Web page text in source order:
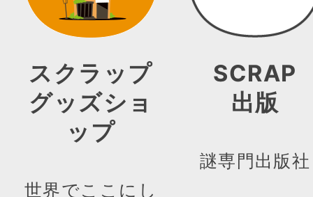
スクラップ
グッズショ
ップ
世界でここにし
SCRAP
出版
謎専門出版社